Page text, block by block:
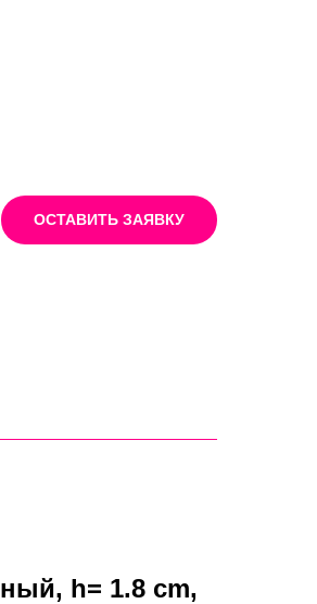
ОСТАВИТЬ ЗАЯВКУ
h= 1.8 cm,